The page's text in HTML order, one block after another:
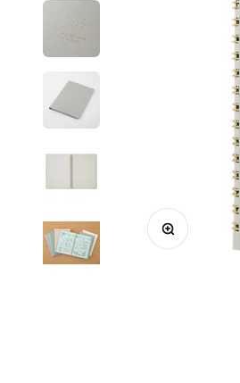
Zoomer sur l'image